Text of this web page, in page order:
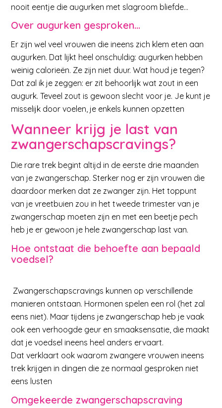
nooit eentje die augurken met slagroom bliefde…
Over augurken gesproken…
Er zijn wel veel vrouwen die ineens zich klem eten aan
augurken. Dat lijkt heel onschuldig: augurken hebben
weinig calorieën. Ze zijn niet duur. Wat houd je tegen?
Dat zal ik je zeggen: er zit behoorlijk wat zout in een
augurk. Teveel zout is gewoon slecht voor je. Je kunt je
misselijk door voelen, je enkels kunnen opzetten
Wanneer krijg je last van
zwangerschapscravings?
Die rare trek begint altijd in de eerste drie maanden
van je zwangerschap. Sterker nog er zijn vrouwen die
daardoor merken dat ze zwanger zijn. Het toppunt
van je vreetbuien zou in het tweede trimester van je
zwangerschap moeten zijn en met een beetje pech
heb je er gewoon je hele zwangerschap last van.
Hoe ontstaat die behoefte aan bepaald
voedsel?
Zwangerschapscravings kunnen op verschillende
manieren ontstaan. Hormonen spelen een rol (het zal
eens niet). Maar tijdens je zwangerschap heb je vaak
ook een verhoogde geur en smaaksensatie, die maakt
dat je voedsel ineens heel anders ervaart.
Dat verklaart ook waarom zwangere vrouwen ineens
trek krijgen in dingen die ze normaal gesproken niet
eens lusten
Omgekeerde zwangerschapscraving